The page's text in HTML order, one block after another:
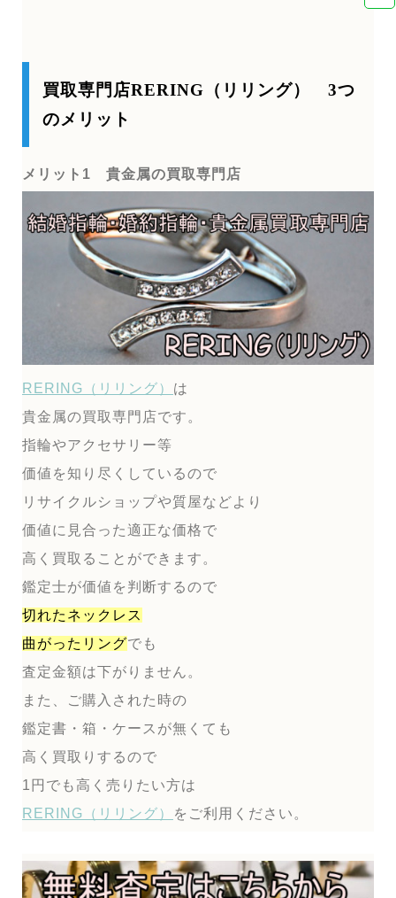
買取専門店RERING（リリング） 3つ
のメリット
メリット1 貴金属の買取専門店
RERING（リリング） は
貴金属の買取専門店です。
指輪やアクセサリー等
価値を知り尽くしているので
リサイクルショップや質屋などより
価値に見合った適正な価格で
高く買取ることができます。
鑑定士が価値を判断するので
切れたネックレス
曲がったリングでも
査定金額は下がりません。
また、ご購入された時の
鑑定書・箱・ケースが無くても
高く買取りするので
1円でも高く売りたい方は
RERING（リリング）
をご利用ください。